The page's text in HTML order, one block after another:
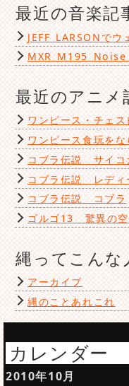
最近の音楽記
JEFF LARSONでウ
MXR M195 Noise
最近のアニメ
ワンピース・チェ
ワンピース食玩をな
コブラ伝説 サイコ
コブラ伝説 レディ
コブラ伝説 コブラ
ゴルゴ13 驚異の空
縄ってこんな
アーカイブ
縄のことあれこれ
カレンダー
2010年10月